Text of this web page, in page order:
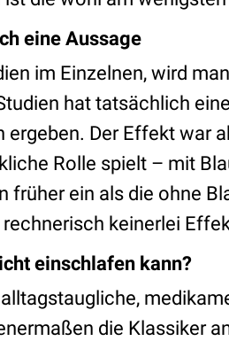
eine Aussage
im Einzelnen, wird
hat tatsächlich
Der Effekt war
Rolle spielt – mit
früher ein als die ohne
keinerlei
einschlafen kann?
die Klassiker